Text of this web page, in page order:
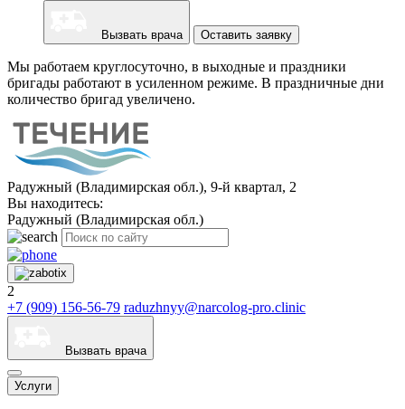
Вызвать врача Оставить заявку
Мы работаем круглосуточно, в выходные и праздники
бригады работают в усиленном режиме. В праздничные дни
количество бригад увеличено.
Радужный (Владимирская обл.), 9-й квартал, 2
Вы находитесь:
Радужный (Владимирская обл.)
2
+7 (909) 156-56-79 raduzhnyy@narcolog-pro.clinic
Вызвать врача
Услуги